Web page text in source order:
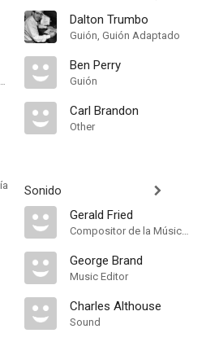
Asistente de Dirección
Dalton Trumbo
Guión, Guión Adaptado
Ben Perry
Guión
Carl Brandon
Other
Sonido
Gerald Fried
Compositor de la Música Original
George Brand
Music Editor
Charles Althouse
Sound